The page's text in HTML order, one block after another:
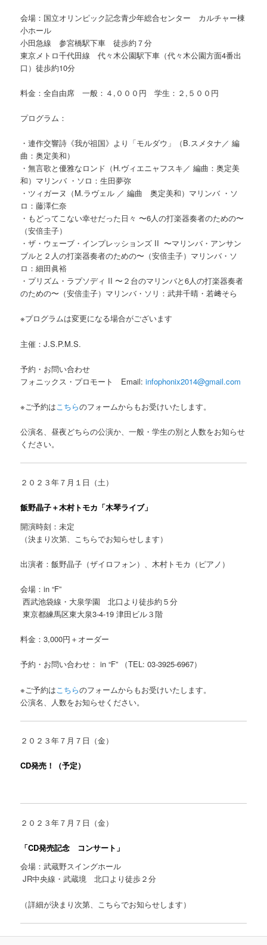
会場：国立オリンピック記念青少年総合センター カルチャー棟
小ホール
小田急線 参宮橋駅下車 徒歩約７分
東京メトロ千代田線 代々木公園駅下車（代々木公園方面4番出
口）徒歩約10分
料金：全自由席 一般：４,０００円 学生：２,５００円
プログラム：
・連作交響詩《我が祖国》より「モルダウ」（B.スメタナ／ 編
曲：奥定美和）
・無言歌と優雅なロンド（H.ヴィエニャフスキ／ 編曲：奥定美
和）マリンバ ・ソロ：生田夢弥
・ツィガーヌ（M.ラヴェル ／ 編曲 奥定美和）マリンバ ・ソ
ロ：藤澤仁奈
・もどってこない幸せだった日々 〜6人の打楽器奏者のための〜
（安倍圭子）
・ザ・ウェーブ・インプレッションズ II 〜マリンバ・アンサン
ブルと２人の打楽器奏者のための〜（安倍圭子）マリンバ・ソ
ロ：細田眞裕
・プリズム・ラプソディ II 〜２台のマリンバと6人の打楽器奏者
のための〜（安倍圭子）マリンバ・ソリ：武井千晴・若﨑そら
※プログラムは変更になる場合がございます
主催：J.S.P.M.S.
予約・お問い合わせ
フォニックス・プロモート Email:infophonix2014@gmail.com
※ご予約はこちらのフォームからもお受けいたします。
公演名、昼夜どちらの公演か、一般・学生の別と人数をお知らせ
ください。
２０２３年７月１日（土）
飯野晶子＋木村トモカ「木琴ライブ」
開演時刻：未定
（決まり次第、こちらでお知らせします）
出演者：飯野晶子（ザイロフォン）、木村トモカ（ピアノ）
会場：in “F”
西武池袋線・大泉学園 北口より徒歩約５分
東京都練馬区東大泉3-4-19 津田ビル３階
料金：3,000円＋オーダー
予約・お問い合わせ： in “F” （TEL: 03-3925-6967）
※ご予約は こちらのフォームからもお受けいたします。
公演名、人数をお知らせください。
２０２３年７月７日（金）
CD発売！（予定）
２０２３年７月７日（金）
「CD発売記念 コンサート」
会場：武蔵野スイングホール
JR中央線・武蔵境 北口より徒歩２分
（詳細が決まり次第、こちらでお知らせします）